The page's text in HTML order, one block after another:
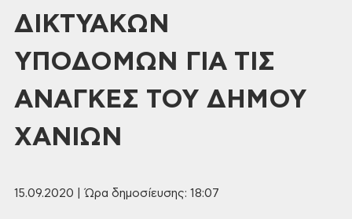
ΔΙΚΤΥΑΚΩΝ
ΥΠΟΔΟΜΩΝ ΓΙΑ ΤΙΣ
ΑΝΑΓΚΕΣ ΤΟΥ ΔΗΜΟΥ
ΧΑΝΙΩΝ
15.09.2020 | Ώρα δημοσίευσης: 18:07